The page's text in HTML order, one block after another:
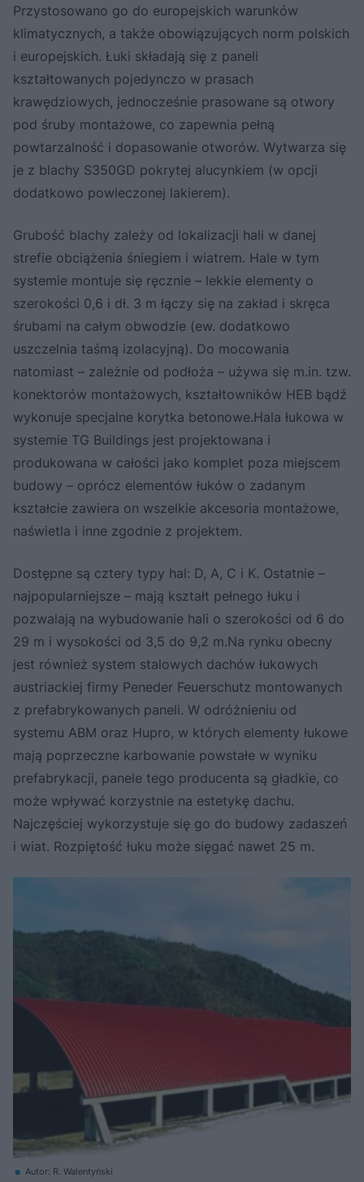
Przystosowano go do europejskich warunków
klimatycznych, a także obowiązujących norm polskich
i europejskich. Łuki składają się z paneli
kształtowanych pojedynczo w prasach
krawędziowych, jednocześnie prasowane są otwory
pod śruby montażowe, co zapewnia pełną
powtarzalność i dopasowanie otworów. Wytwarza się
je z blachy S350GD pokrytej alucynkiem (w opcji
dodatkowo powleczonej lakierem).
Grubość blachy zależy od lokalizacji hali w danej
strefie obciążenia śniegiem i wiatrem. Hale w tym
systemie montuje się ręcznie – lekkie elementy o
szerokości 0,6 i dł. 3 m łączy się na zakład i skręca
śrubami na całym obwodzie (ew. dodatkowo
uszczelnia taśmą izolacyjną). Do mocowania
natomiast – zależnie od podłoża – używa się m.in. tzw.
konektorów montażowych, kształtowników HEB bądź
wykonuje specjalne korytka betonowe.Hala łukowa w
systemie TG Buildings jest projektowana i
produkowana w całości jako komplet poza miejscem
budowy – oprócz elementów łuków o zadanym
kształcie zawiera on wszelkie akcesoria montażowe,
naświetla i inne zgodnie z projektem.
Dostępne są cztery typy hal: D, A, C i K. Ostatnie –
najpopularniejsze – mają kształt pełnego łuku i
pozwalają na wybudowanie hali o szerokości od 6 do
29 m i wysokości od 3,5 do 9,2 m.Na rynku obecny
jest również system stalowych dachów łukowych
austriackiej firmy Peneder Feuerschutz montowanych
z prefabrykowanych paneli. W odróżnieniu od
systemu ABM oraz Hupro, w których elementy łukowe
mają poprzeczne karbowanie powstałe w wyniku
prefabrykacji, panele tego producenta są gładkie, co
może wpływać korzystnie na estetykę dachu.
Najczęściej wykorzystuje się go do budowy zadaszeń
i wiat. Rozpiętość łuku może sięgać nawet 25 m.
Autor: R. Walentyński